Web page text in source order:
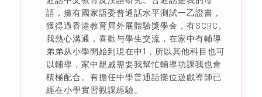
語，擁有國家語委普通話水平測試一乙證書，
獲得過香港教育局外展體驗獎學金，有SCRC。
我熱心溝通，喜歡与學生交流，在家中有輔導
弟弟从小學開始到現在中1，所以其他科目也可
以輔導，家中親戚需要我幫忙輔導功課我也會
積極配合。有擔任中學普通話攤位遊戲導師已
經在小學實習觀課經驗。